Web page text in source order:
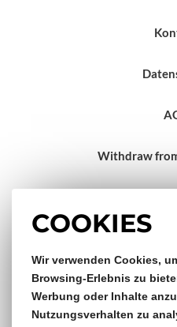
COOKIES
Wir verwenden Cookies,
Browsing-Erlebnis zu
Werbung oder Inhalte
Nutzungsverhalten zu
Withdraw
Gratis
ab